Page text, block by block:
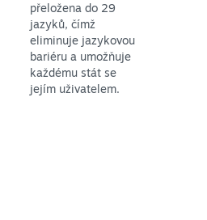
přeložena do 29
jazyků, čímž
eliminuje jazykovou
bariéru a umožňuje
každému stát se
jejím uživatelem.